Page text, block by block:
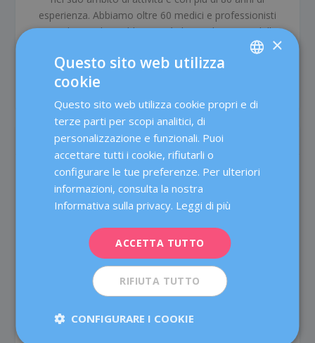
esperienza. Abbiamo oltre 60 medici e professionisti
specializzati, il cui obbiettivo è di prendersi cura della
salute delle donne in tutte le tappe della loro vita e di
offrire un’assistenza medica di alta qualità attraverso il
lavoro di squadra e le più avanzate tecnologie.
POST CORRELATI
CATALÀ
DEUTSCH
×
Questo sito web utilizza
cookie
Questo sito web utilizza cookie propri e di
terze parti per scopi analitici, di
personalizzazione e funzionali. Puoi
accettare tutti i cookie, rifiutarli o
configurare le tue preferenze. Per ulteriori
informazioni, consulta la nostra
Informativa sulla privacy. Leggi di più
ACCETTA TUTTO
RIFIUTA TUTTO
CONFIGURARE I COOKIE